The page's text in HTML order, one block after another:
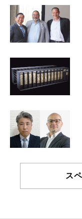
ス